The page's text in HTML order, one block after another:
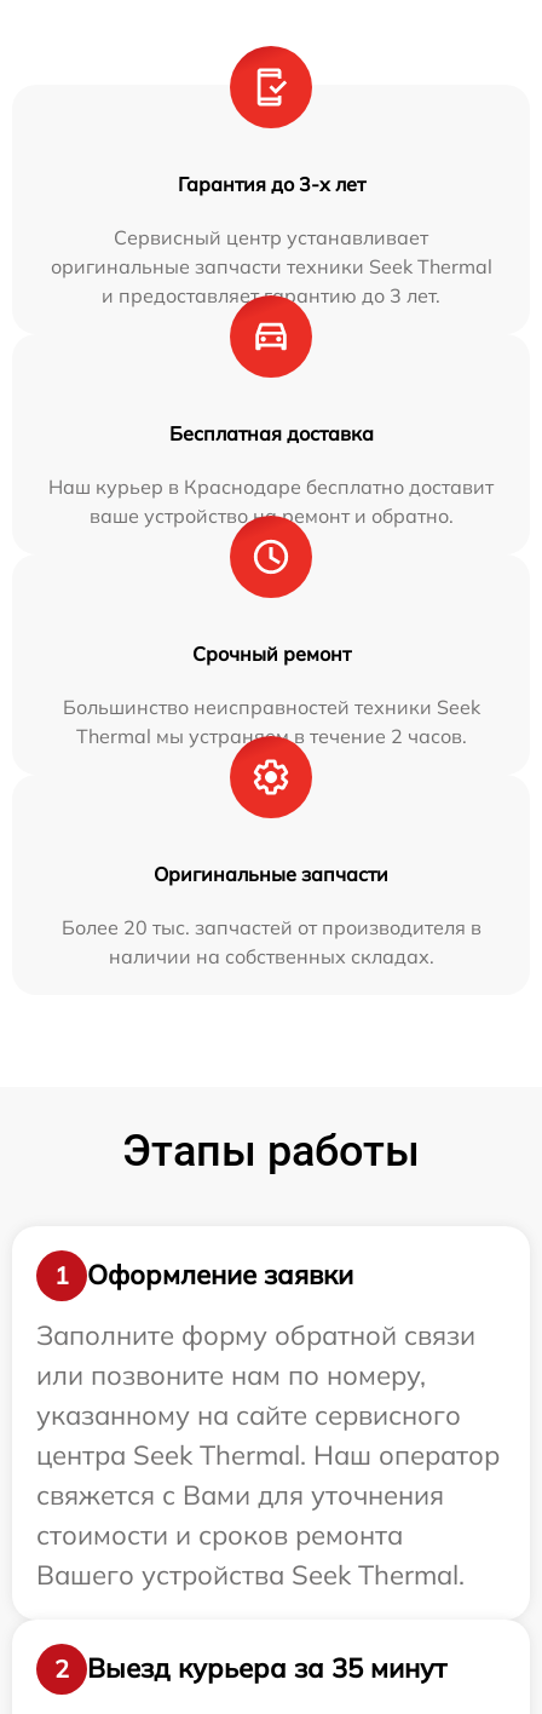
Гарантия до 3-х лет
Сервисный центр устанавливает
оригинальные запчасти техники Seek Thermal
и предоставляет гарантию до 3 лет.
Бесплатная доставка
Наш курьер в Краснодаре бесплатно доставит
ваше устройство на ремонт и обратно.
Срочный ремонт
Большинство неисправностей техники Seek
Thermal мы устраняем в течение 2 часов.
Оригинальные запчасти
Более 20 тыс. запчастей от производителя в
наличии на собственных складах.
Этапы работы
1
Оформление заявки
Заполните форму обратной связи
или позвоните нам по номеру,
указанному на сайте сервисного
центра Seek Thermal. Наш оператор
свяжется с Вами для уточнения
стоимости и сроков ремонта
Вашего устройства Seek Thermal.
2
Выезд курьера за 35 минут